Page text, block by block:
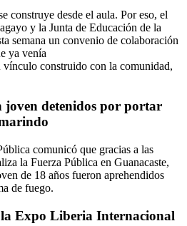
construye desde el aula. Por eso, el
y la Junta de Educación de la
semana un convenio de colaboración
ya venía
construido con la comunidad,
joven detenidos por portar
comunicó que gracias a las
la Fuerza Pública en Guanacaste,
de 18 años fueron aprehendidos
de fuego.
Expo Liberia Internacional